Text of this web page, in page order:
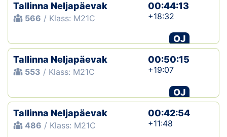
Tallinna Neljapäevak
566 / Klass: M21C
00:44:13
+18:32
OJ
Tallinna Neljapäevak
553 / Klass: M21C
00:50:15
+19:07
OJ
Tallinna Neljapäevak
486 / Klass: M21C
00:42:54
+11:48